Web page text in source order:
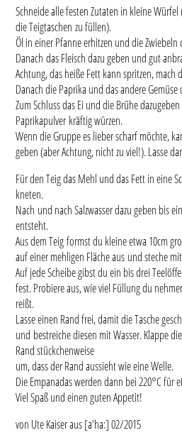
Schneide alle festen Zutaten in kleine
die Teigtaschen zu füllen).
Öl in einer Pfanne erhitzen und die
Danach das Fleisch dazu geben und gut
Achtung, das heiße Fett kann spritzen, mach
Danach die Paprika und das andere
Zum Schluss das Ei und die Brühe
Paprikapulver kräftig würzen.
Wenn die Gruppe es lieber scharf möchte,
geben (aber Achtung, nicht zu viel!). Lasse
Für den Teig das Mehl und das Fett in eine
kneten.
Nach und nach Salzwasser dazu geben bis
entsteht.
Aus dem Teig formst du kleine etwa 10cm
auf einer mehligen Fläche aus und steche
Auf jede Scheibe gibst du ein bis drei
fest. Probiere aus, wie viel Füllung du
reißt.
Lasse einen Rand frei, damit die Tasche
und bestreiche diesen mit Wasser. Klappe
Rand stückchenweise
um, dass der Rand aussieht wie eine Welle.
Die Empanadas werden dann bei 220°C für
Viel Spaß und einen guten Appetit!
von Ute Kaiser aus [a'ha:] 02/2015